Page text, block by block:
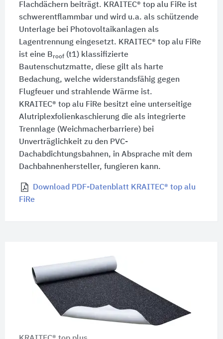
Flachdächern beiträgt. KRAITEC® top alu FiReist
schwerentflammbar und wird u.a. als schützende
Unterlage bei Photovoltaikanlagen als
Lagentrennung eingesetzt. KRAITEC® top alu FiRe
ist eine Broof(t1)klassifizierte
Bautenschutzmatte, diese gilt als harte
Bedachung, welche widerstandsfähig gegen
Flugfeuer und strahlende Wärme ist.
KRAITEC® top alu FiRebesitzt eine unterseitige
Alutriplexfolienkaschierung die als integrierte
Trennlage (Weichmacherbarriere) bei
Unverträglichkeit zu den PVC-
Dachabdichtungsbahnen, in Absprache mit dem
Dachbahnenhersteller, fungieren kann.
Download PDF-Datenblatt KRAITEC® top alu
FiRe